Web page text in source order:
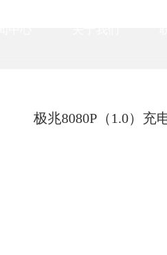
极兆8080P（1.0）充